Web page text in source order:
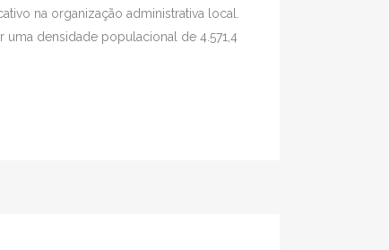
na organização administrativa local.
uma densidade populacional de 4.571,4